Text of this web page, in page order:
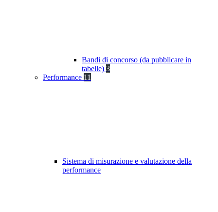
Bandi di concorso (da pubblicare in
tabelle) 3
Performance 11
Sistema di misurazione e valutazione della
performance